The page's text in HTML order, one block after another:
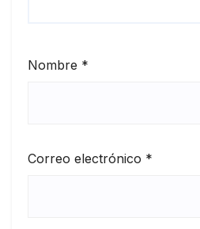
Nombre *
Correo electrónico *